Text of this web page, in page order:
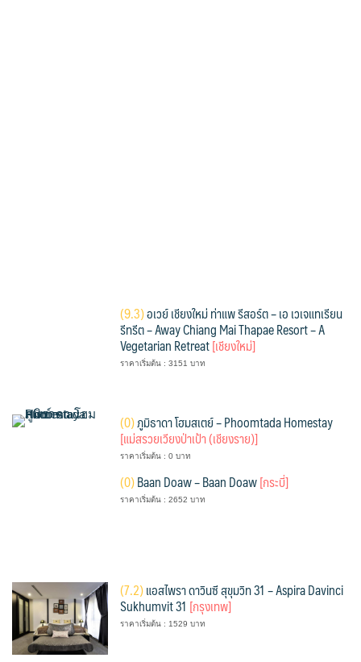
(9.3)อเวย์ เชียงใหม่ ท่าแพ รีสอร์ต – เอ เวเจแทเรียน
รีทรีต – Away Chiang Mai Thapae Resort – A
Vegetarian Retreat[เชียงใหม่]
ราคาเริ่มต้น : 3151 บาท
(0)ภูมิธาดา โฮมสเตย์ – Phoomtada Homestay
[แม่สรวยเวียงป่าเป้า (เชียงราย)]
ราคาเริ่มต้น : 0 บาท
(0)Baan Doaw – Baan Doaw[กระบี่]
ราคาเริ่มต้น : 2652 บาท
(7.2)แอสไพรา ดาวินซี สุขุมวิท 31 – Aspira Davinci
Sukhumvit 31 [กรุงเทพ]
ราคาเริ่มต้น : 1529 บาท